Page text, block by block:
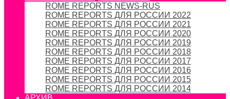
ROME REPORTS NEWS-RUS
ROME REPORTS ДЛЯ РОССИИ 2022
ROME REPORTS ДЛЯ РОССИИ 2021
ROME REPORTS ДЛЯ РОССИИ 2020
ROME REPORTS ДЛЯ РОССИИ 2019
ROME REPORTS ДЛЯ РОССИИ 2018
ROME REPORTS ДЛЯ РОССИИ 2017
ROME REPORTS ДЛЯ РОССИИ 2016
ROME REPORTS ДЛЯ РОССИИ 2015
ROME REPORTS ДЛЯ РОССИИ 2014